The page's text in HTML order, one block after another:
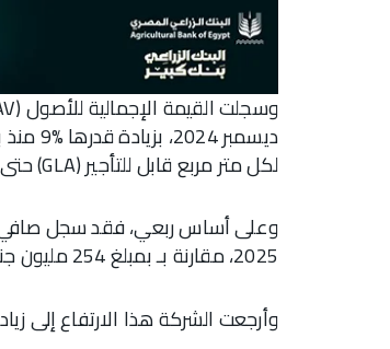
وسجلت القيمة الإجمالية للأصول (GAV) 17.4 مليار جنيه في سبتمبر 2025 مقارنة بـ 15.96 مليار جنيه في
لكل متر مربع قابل للتأجير (GLA) حتى نهاية سبتمبر 2025.
2025، مقارنة بـ بمبلغ 254 مليون جنيه وهامش ربح %49 في الربع الثالث من عام 2024.
وأرجعت الشركة هذا الارتفاع إلى